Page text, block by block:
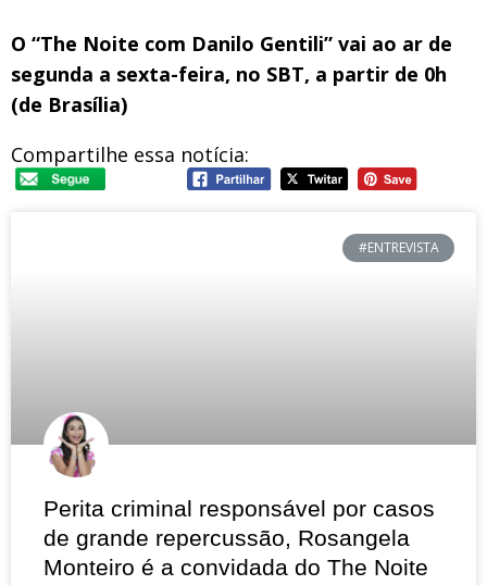
O “The Noite com Danilo Gentili” vai ao ar de
segunda a sexta-feira, no SBT, a partir de 0h
(de Brasília)
Compartilhe essa notícia:
#ENTREVISTA
Perita criminal responsável por casos
de grande repercussão, Rosangela
Monteiro é a convidada do The Noite